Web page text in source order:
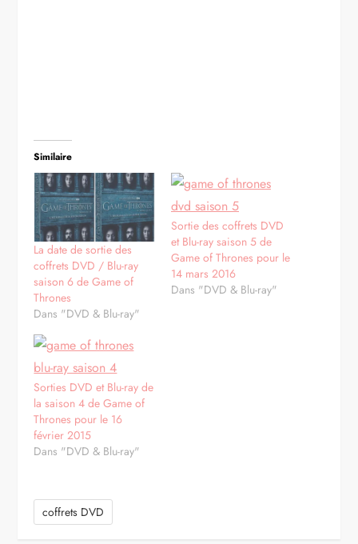
Similaire
La date de sortie des
coffrets DVD / Blu-ray
saison 6 de Game of
Thrones
Dans "DVD & Blu-ray"
Sortie des coffrets DVD
et Blu-ray saison 5 de
Game of Thrones pour le
14 mars 2016
Dans "DVD & Blu-ray"
Sorties DVD et Blu-ray de
la saison 4 de Game of
Thrones pour le 16
février 2015
Dans "DVD & Blu-ray"
coffrets DVD